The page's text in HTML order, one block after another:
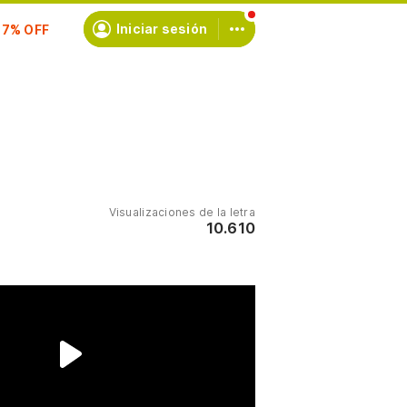
Iniciar sesión
Visualizaciones de la letra
10.610